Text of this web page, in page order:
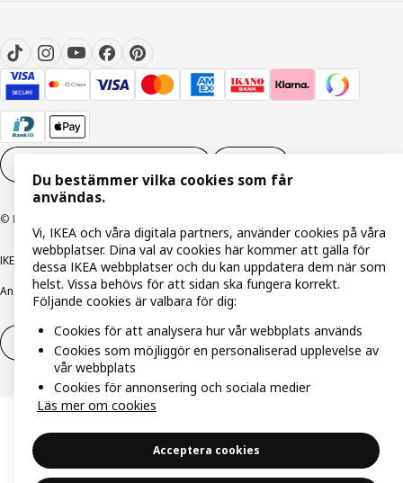
© Inter IKEA Systems B.V. 1999-2026
IKEA Family integritetspolicy Integritetspolicy
Cookiepolicy
Ansvarsfullt avslöjandepolicyE-postKöp- & leveransvillkorBolagsinformation
Utöva ångerrätt Utöva ångerrätten för tjänster
Du bestämmer vilka cookies som får
användas.
Vi, IKEA och våra digitala partners, använder cookies på våra
webbplatser. Dina val av cookies här kommer att gälla för
dessa IKEA webbplatser och du kan uppdatera dem när som
helst. Vissa behövs för att sidan ska fungera korrekt.
Följande cookies är valbara för dig:
Cookies för att analysera hur vår webbplats används
Cookies som möjliggör en personaliserad upplevelse av
vår webbplats
Cookies för annonsering och sociala medier
Läs mer om cookies
Acceptera cookies